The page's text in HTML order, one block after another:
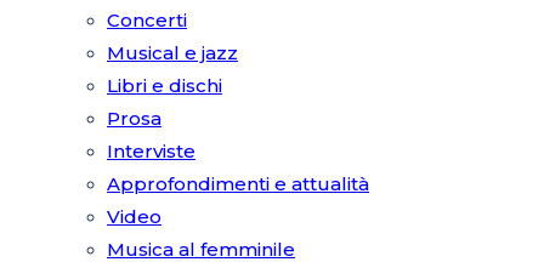
Concerti
Musical e jazz
Libri e dischi
Prosa
Interviste
Approfondimenti e attualità
Video
Musica al femminile